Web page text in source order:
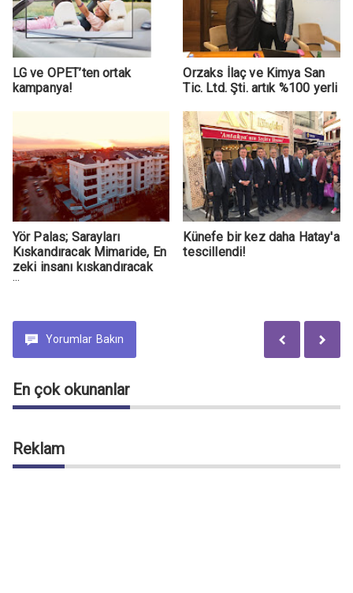
LG ve OPET’ten ortak
kampanya!
Orzaks İlaç ve Kimya San
Tic. Ltd. Şti. artık %100 yerli
Yör Palas; Sarayları
Kıskandıracak Mimaride, En
zeki insanı kıskandıracak
Akılda!
Künefe bir kez daha Hatay'a
tescillendi!
Yorumlar Bakın
En çok okunanlar
Reklam